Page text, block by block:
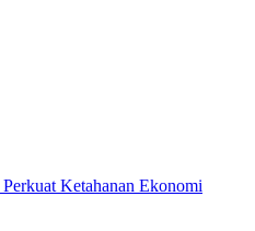
Ketahanan Ekonomi